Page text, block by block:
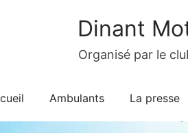
Dinant
Organisé par le
Ambulants La presse